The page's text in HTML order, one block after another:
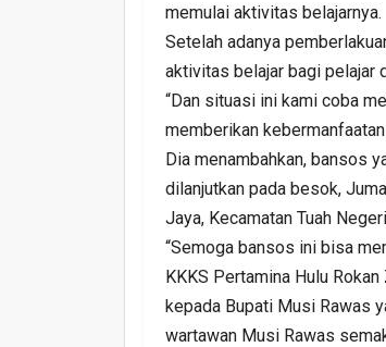
memulai aktivitas belajarnya.
Setelah adanya
aktivitas belajar bagi pelajar
“Dan situasi ini kami coba
memberikan
Dia menambahkan, bansos
dilanjutkan pada besok,
Jaya, Kecamatan Tuah
“Semoga bansos ini bisa
KKKS Pertamina Hulu
kepada Bupati Musi Rawas
wartawan Musi Rawas